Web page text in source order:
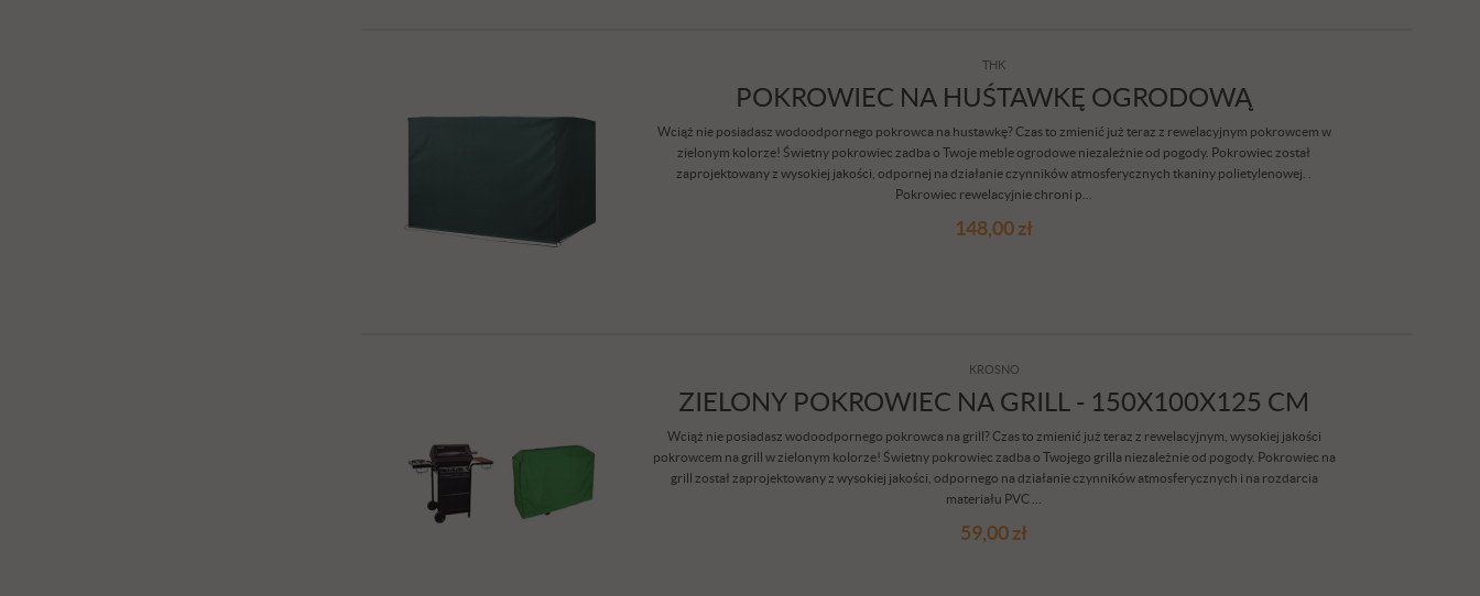
THK
POKROWIEC NA HUŚTAWKĘ OGRODOWĄ
Wciąż nie posiadasz wodoodpornego pokrowca na hustawkę? Czas to zmienić już teraz z rewelacyjnym pokrowcem w
zielonym kolorze! Świetny pokrowiec zadba o Twoje meble ogrodowe niezależnie od pogody. Pokrowiec został
zaprojektowany z wysokiej jakości, odpornej na działanie czynników atmosferycznych tkaniny polietylenowej. .
Pokrowiec rewelacyjnie chroni p...
148,00zł
KROSNO
ZIELONY POKROWIEC NA GRILL - 150X100X125 CM
Wciąż nie posiadasz wodoodpornego pokrowca na grill? Czas to zmienić już teraz z rewelacyjnym, wysokiej jakości
pokrowcem na grill w zielonym kolorze! Świetny pokrowiec zadba o Twojego grilla niezależnie od pogody. Pokrowiec na
grill został zaprojektowany z wysokiej jakości, odpornego na działanie czynników atmosferycznych i na rozdarcia
materiału PVC ...
59,00zł